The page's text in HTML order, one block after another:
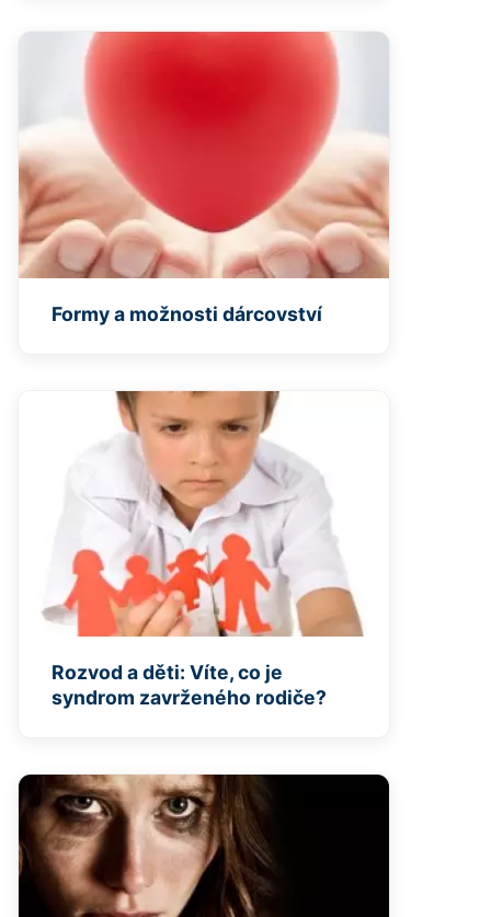
Formy a možnosti dárcovství
Rozvod a děti: Víte, co je
syndrom zavrženého rodiče?